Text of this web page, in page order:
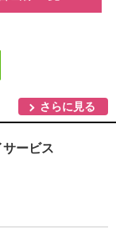
さらに見る
サービス